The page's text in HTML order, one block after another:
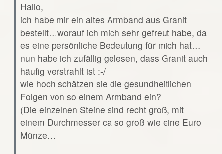
Hallo,
ich habe mir ein altes Armband aus Granit
bestellt…worauf ich mich sehr gefreut habe, da
es eine persönliche Bedeutung für mich hat…
nun habe ich zufällig gelesen, dass Granit auch
häufig verstrahlt ist :-/
wie hoch schätzen sie die gesundheitlichen
Folgen von so einem Armband ein?
(Die einzelnen Steine sind recht groß, mit
einem Durchmesser ca so groß wie eine Euro
Münze…